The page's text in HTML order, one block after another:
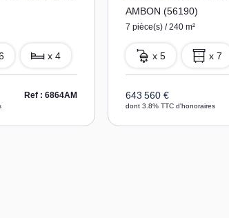
x 4
Ref : 6864AM
AMBON (56190)
7 pièce(s) / 240 m²
x 5 x 7
643 560 €
dont 3.8% TTC d'honoraires